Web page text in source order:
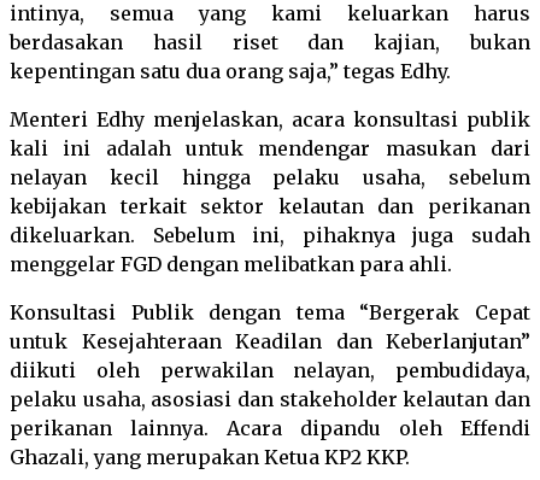
intinya, semua yang kami keluarkan harus
berdasakan hasil riset dan kajian, bukan
kepentingan satu dua orang saja,” tegas Edhy.
Menteri Edhy menjelaskan, acara konsultasi publik
kali ini adalah untuk mendengar masukan dari
nelayan kecil hingga pelaku usaha, sebelum
kebijakan terkait sektor kelautan dan perikanan
dikeluarkan. Sebelum ini, pihaknya juga sudah
menggelar FGD dengan melibatkan para ahli.
Konsultasi Publik dengan tema “Bergerak Cepat
untuk Kesejahteraan Keadilan dan Keberlanjutan”
diikuti oleh perwakilan nelayan, pembudidaya,
pelaku usaha, asosiasi dan stakeholder kelautan dan
perikanan lainnya. Acara dipandu oleh Effendi
Ghazali, yang merupakan Ketua KP2 KKP.